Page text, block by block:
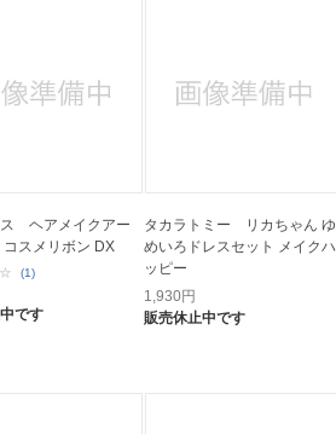
ス ヘアメイクアー
コスメリボン DX
(1)
です
タカラトミー リカちゃん ゆ
めいろドレスセット メイクハ
ッピー
1,930円
販売休止中です